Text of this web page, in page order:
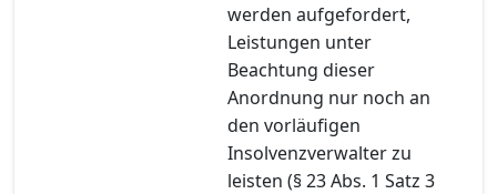
werden aufgefordert,
Leistungen unter
Beachtung dieser
Anordnung nur noch an
den vorläufigen
Insolvenzverwalter zu
leisten (§ 23 Abs. 1 Satz 3